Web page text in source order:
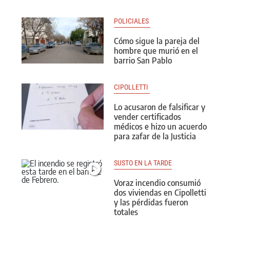
POLICIALES
Cómo sigue la pareja del
hombre que murió en el
barrio San Pablo
CIPOLLETTI
Lo acusaron de falsificar y
vender certificados
médicos e hizo un acuerdo
para zafar de la Justicia
SUSTO EN LA TARDE
Voraz incendio consumió
dos viviendas en Cipolletti
y las pérdidas fueron
totales